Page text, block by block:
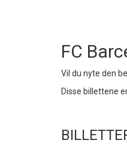
FC
Vil du nyte den
Disse billettene